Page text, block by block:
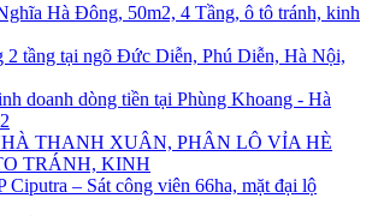
Hà Đông, 50m2, 4 Tầng, ô tô tránh, kinh
2 tầng tại ngõ Đức Diễn, Phú Diễn, Hà Nội,
doanh dòng tiền tại Phùng Khoang - Hà
THANH XUÂN, PHÂN LÔ VỈA HÈ
TRÁNH, KINH
Ciputra – Sát công viên 66ha, mặt đại lộ